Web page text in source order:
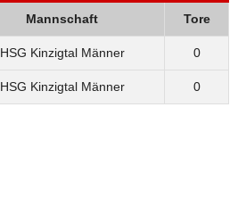
Mannschaft Tore
HSG Kinzigtal Männer 0
HSG Kinzigtal Männer 0